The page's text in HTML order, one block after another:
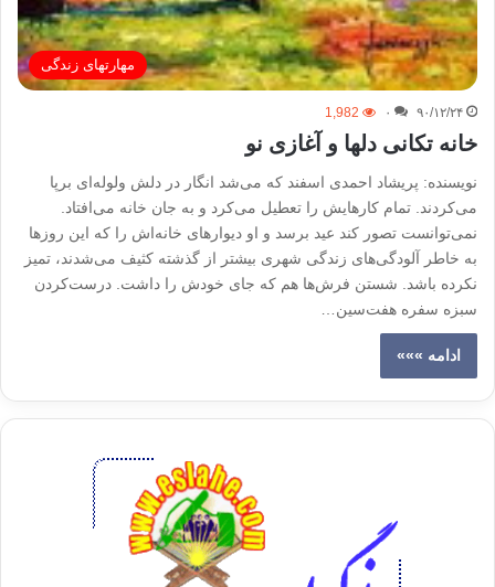
مهارتهای زندگی
۹۰/۱۲/۲۴ ۰ 1,982
خانه تکانی دلها و آغازی نو
نویسنده: پریشاد احمدی اسفند كه می‌شد انگار در دلش ولوله‌ای برپا
می‌كردند. تمام كارهایش را تعطیل می‌كرد و به جان خانه می‌افتاد.
نمی‌توانست تصور كند عید برسد و او دیوارهای خانه‌اش را كه این روزها
به خاطر آلودگی‌های زندگی شهری بیشتر از گذشته كثیف می‌شدند، تمیز
نكرده باشد. شستن فرش‌ها هم كه جای خودش را داشت. درست‌كردن
سبزه سفره هفت‌سین…
ادامه »»»